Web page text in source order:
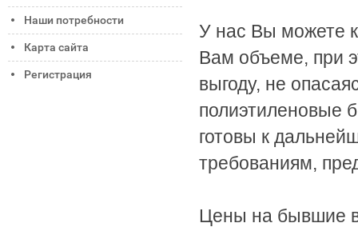
У нас Вы можете
Вам объеме, при
выгоду, не
полиэтиленовые
готовы к
требованиям,
Цены на бывшие
Наши потребности
Карта сайта
Регистрация